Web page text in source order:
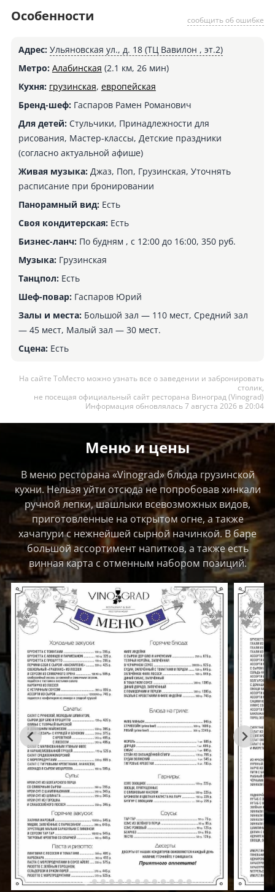
сообщить об ошибке
Особенности
Адрес: Ульяновская ул., д. 18 (ТЦ Вавилон , эт.2)
Метро: Алабинская (2.1 км, 26 мин)
Кухня: грузинская, европейская
Бренд-шеф:Гаспаров Рамен Романович
Для детей:Стульчики, Принадлежности для
рисования, Мастер-классы, Детские праздники
(согласно актуальной афише)
Живая музыка:Джаз, Поп, Грузинская, Уточнять
расписание при бронировании
Панорамный вид:Есть
Своя кондитерская:Есть
Бизнес-ланч:По будням , с 12:00 до 16:00, 350 руб.
Музыка:Грузинская
Танцпол:Есть
Шеф-повар:Гаспаров Юрий
Залы и места:Большой зал — 110 мест, Средний зал
— 45 мест, Малый зал — 30 мест.
Сцена:Есть
На сайте ТоМесто можно узнать все о заведении и забронировать
столик,
не посещая официальный сайт ресторана Виноград (Vinograd)
Информация обновлялась 7 августа 2026 в 20:04
Меню и цены
В меню ресторана «Vinograd» блюда грузинской
кухни. Нельзя уйти отсюда не попробовав хинкали
ручной лепки, шашлыки всевозможных видов,
приготовленные на открытом огне, а также
хачапури с нежнейшей сырной начинкой. В баре
большой ассортимент напитков, а также есть
винная карта с отменным набором позиций.